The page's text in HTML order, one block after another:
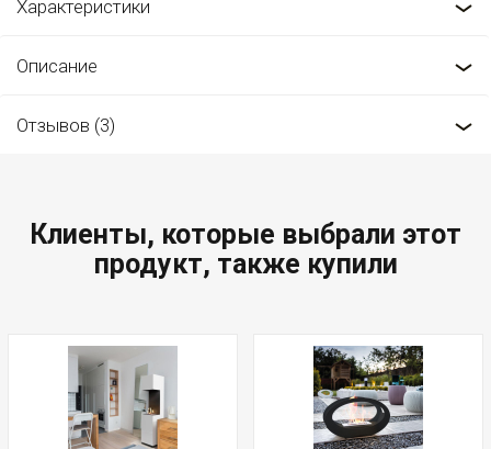
Характеристики
Описание
Отзывов (3)
Клиенты, которые выбрали этот
продукт, также купили